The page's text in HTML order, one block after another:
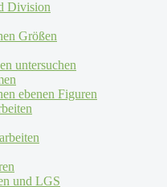
Division
Größen
untersuchen
ebenen Figuren
und LGS